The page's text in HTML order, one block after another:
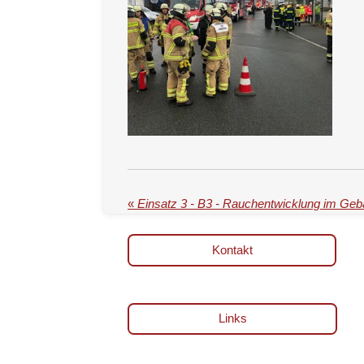
« Einsatz 3 - B3 - Rauchentwicklung im
Kontakt
Links